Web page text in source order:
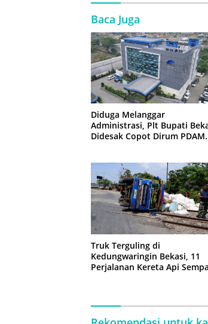
Baca Juga
Diduga Melanggar
Administrasi, Plt Bupati
Didesak Copot Dirum PDAM
Truk Terguling di
Kedungwaringin Bekasi, 11
Perjalanan Kereta Api